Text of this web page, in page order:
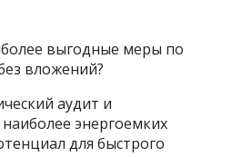
выгодные меры по
вложений?
аудит и
энергоемких
для быстрого